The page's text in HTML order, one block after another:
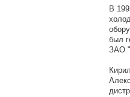
В
был
ЗАО